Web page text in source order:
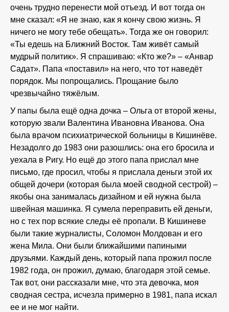
очень трудно перенести мой отъезд. И вот тогда он
мне сказал: «Я не знаю, как я кончу свою жизнь. Я
ничего не могу тебе обещать». Тогда же он говорил:
«Ты едешь на Ближний Восток. Там живёт самый
мудрый политик». Я спрашиваю: «Кто же?» – «Анвар
Садат». Папа «поставил» на него, что тот наведёт
порядок. Мы попрощались. Прощание было
чрезвычайно тяжёлым.
У папы была ещё одна дочка – Ольга от второй жены,
которую звали Валентина Ивановна Иванова. Она
была врачом психиатрической больницы в Кишинёве.
Незадолго до 1983 они разошлись: она его бросила и
уехала в Ригу. Но ещё до этого папа прислал мне
письмо, где просил, чтобы я прислала деньги этой их
общей дочери (которая была моей сводной сестрой) –
якобы она занималась дизайном и ей нужна была
швейная машинка. Я сумела переправить ей деньги,
но с тех пор всякие следы её пропали. В Кишиневе
были такие журналисты, Соломон Молдован и его
жена Мила. Они были ближайшими папиными
друзьями. Каждый день, который папа прожил после
1982 года, он прожил, думаю, благодаря этой семье.
Так вот, они рассказали мне, что эта девочка, моя
сводная сестра, исчезла примерно в 1981, папа искал
ее и не мог найти.